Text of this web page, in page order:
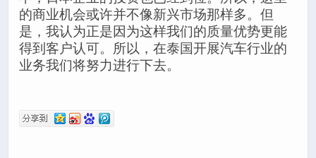
的商业机会或许并不像新兴市场那样多。但
是，我认为正是因为这样我们的质量优势更能
得到客户认可。所以，在泰国开展汽车行业的
业务我们将努力进行下去。